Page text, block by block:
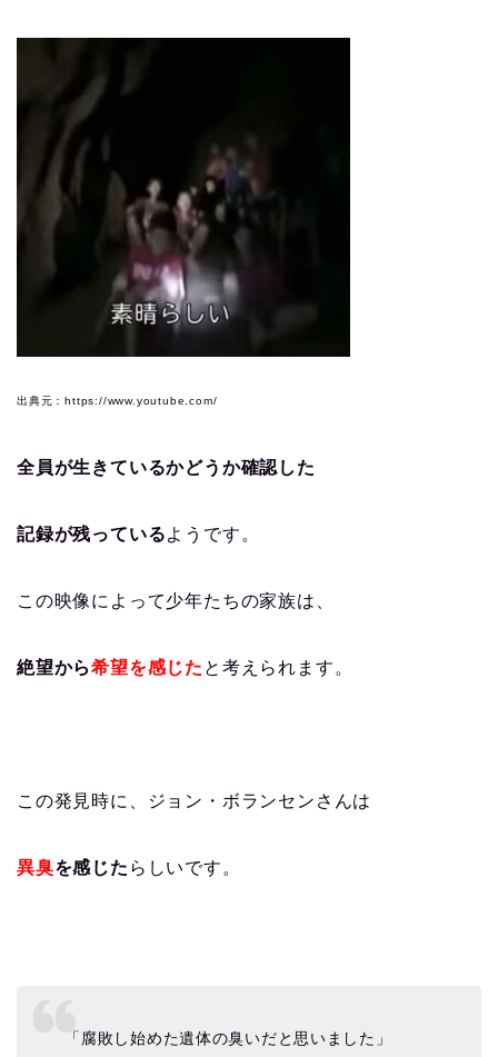
出典元：https://www.youtube.com/
全員が生きているかどうか確認した
記録が残っているようです。
この映像によって少年たちの家族は、
絶望から希望を感じた と考えられます。
この発見時に、ジョン・ボランセンさんは
異臭を感じた らしいです。
「腐敗し始めた遺体の臭いだと思いました」